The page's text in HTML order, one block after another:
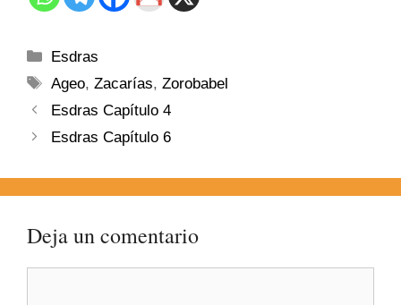
Esdras
Ageo,Zacarías,Zorobabel
Esdras Capítulo 4
Esdras Capítulo 6
Deja un comentario